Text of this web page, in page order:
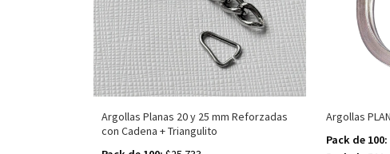
Argollas Planas 20 y 25 mm Reforzadas
con Cadena + Triangulito
Argollas
Pack de 100: